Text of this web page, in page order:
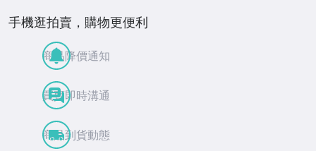
手機逛拍賣，購物更便利
商品降價通知
買賣即時溝通
商品到貨動態